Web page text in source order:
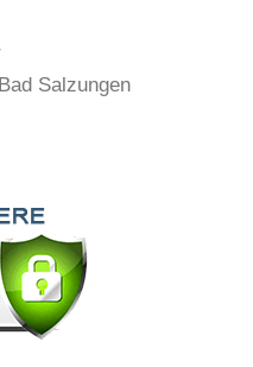
Salzungen